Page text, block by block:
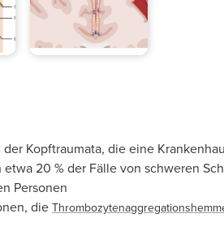
der Kopftraumata, die eine
20 % der Fälle von schweren
Personen
die